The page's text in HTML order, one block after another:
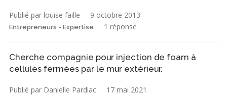
Publié par louise faille 9 octobre 2013
Entrepreneurs - Expertise 1 réponse
Cherche compagnie pour injection de foam à
cellules fermées par le mur extérieur.
Publié par Danielle Pardiac 17 mai 2021